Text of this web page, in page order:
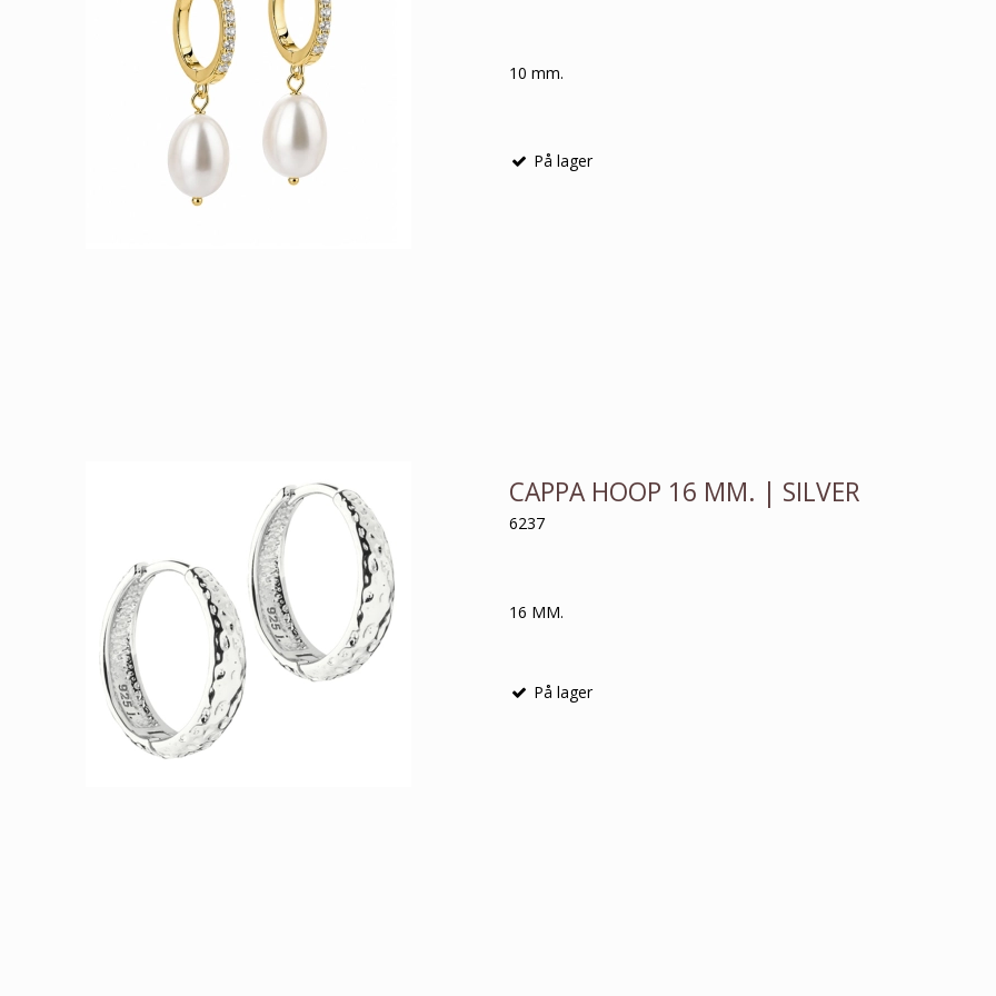
10 mm.
På lager
CAPPA HOOP 16 MM. | SILVER
6237
16 MM.
På lager